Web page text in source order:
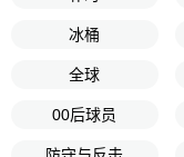
冰桶
全球
00后球员